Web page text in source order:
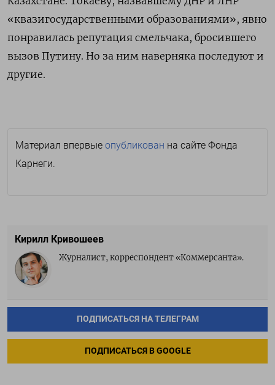
«квазигосударственными образованиями», явно
понравилась репутация смельчака, бросившего
вызов Путину. Но за ним наверняка последуют и
другие.
Материал впервые опубликован на сайте Фонда
Карнеги.
Кирилл Кривошеев
Журналист, корреспондент «Коммерсанта».
ПОДПИСАТЬСЯ НА ТЕЛЕГРАМ
ПОДПИСАТЬСЯ В GOOGLE